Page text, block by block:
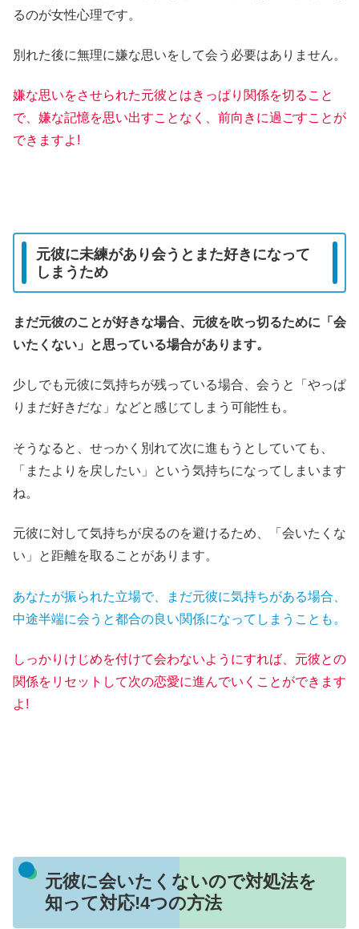
るのが女性心理です。
別れた後に無理に嫌な思いをして会う必要はありません。
嫌な思いをさせられた元彼とはきっぱり関係を切ること
で、 嫌な記憶を思い出すことなく、前向きに過ごすことが
できますよ!
元彼に未練があり会うとまた好きになって
しまうため
まだ元彼のことが好きな場合、元彼を吹っ切るために「会
いたくない」と思っている場合があります。
少しでも元彼に気持ちが残っている場合、会うと「やっぱ
りまだ好きだな」などと感じてしまう可能性も。
そうなると、せっかく別れて次に進もうとしていても、
「またよりを戻したい」という気持ちになってしまいます
ね。
元彼に対して気持ちが戻るのを避けるため、「会いたくな
い」と距離を取ることがあります。
あなたが振られた立場で、まだ元彼に気持ちがある場合、
中途半端に会うと都合の良い関係になってしまうことも。
しっかりけじめを付けて会わないようにすれば、元彼との
関係をリセットして次の恋愛に進んでいくことができます
よ!
元彼に会いたくないので対処法を
知って対応!4つの方法